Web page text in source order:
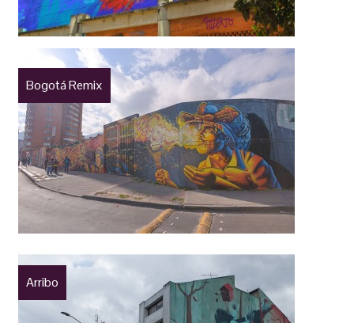
Bogotá Remix
Arribo